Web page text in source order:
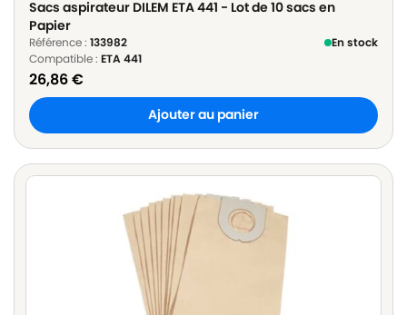
Sacs aspirateur DILEM ETA 441 - Lot de 10 sacs en
Papier
Référence : 133982
En stock
Compatible : ETA 441
26,86€
Ajouter au panier